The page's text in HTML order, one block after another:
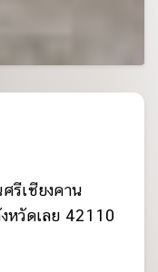
รีเชียงคาน
หวัดเลย 42110